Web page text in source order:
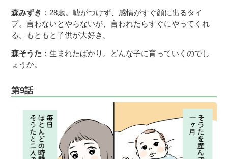
森みずき ：28歳。嘘がつけず、感情がすぐ顔に出るタイ
プ。言わないとやらないが、言われたらすぐにやってくれ
る。もともと子供が大好き。
森そうた ：生まれたばかり。どんな子に育っていくのでし
ょうか。
第9話